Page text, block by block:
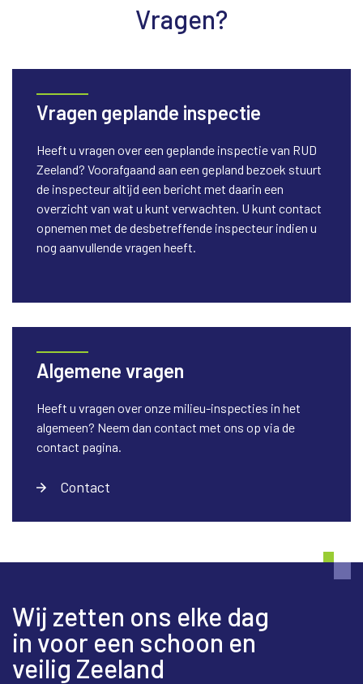
Vragen?
Vragen geplande inspectie
Heeft u vragen over een geplande inspectie van RUD
Zeeland? Voorafgaand aan een gepland bezoek stuurt
de inspecteur altijd een bericht met daarin een
overzicht van wat u kunt verwachten. U kunt contact
opnemen met de desbetreffende inspecteur indien u
nog aanvullende vragen heeft.
Algemene vragen
Heeft u vragen over onze milieu-inspecties in het
algemeen? Neem dan contact met ons op via de
contact pagina.
Contact
Wij zetten ons elke dag
in voor een schoon en
veilig Zeeland